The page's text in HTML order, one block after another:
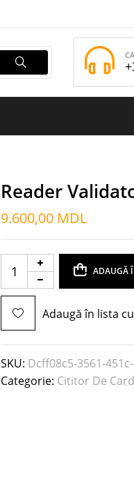
Reader
9.600,00 MDL
ADAUGĂ
Adaugă în lista
SKU: Dcff08c5-3561-
Categorie: Cititor De